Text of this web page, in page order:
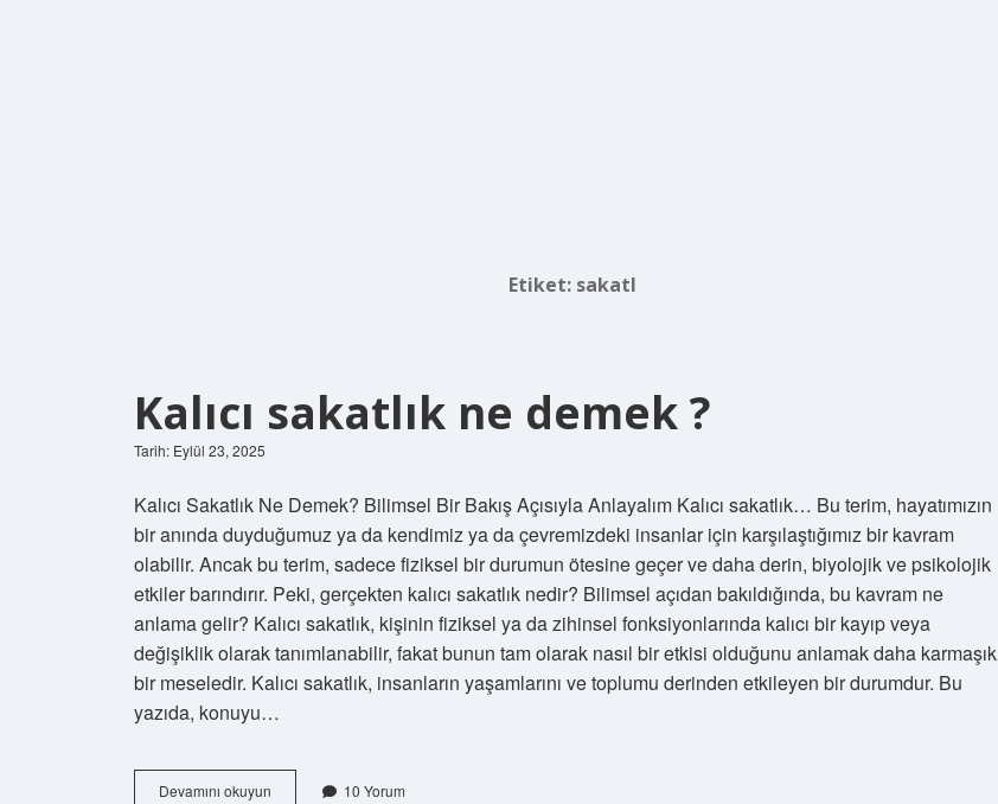
Etiket: sakatl
Kalıcı sakatlık ne demek ?
Tarih: Eylül 23, 2025
Kalıcı Sakatlık Ne Demek? Bilimsel Bir Bakış Açısıyla Anlayalım Kalıcı sakatlık… Bu terim, hayatımızın
bir anında duyduğumuz ya da kendimiz ya da çevremizdeki insanlar için karşılaştığımız bir kavram
olabilir. Ancak bu terim, sadece fiziksel bir durumun ötesine geçer ve daha derin, biyolojik ve psikolojik
etkiler barındırır. Peki, gerçekten kalıcı sakatlık nedir? Bilimsel açıdan bakıldığında, bu kavram ne
anlama gelir? Kalıcı sakatlık, kişinin fiziksel ya da zihinsel fonksiyonlarında kalıcı bir kayıp veya
değişiklik olarak tanımlanabilir, fakat bunun tam olarak nasıl bir etkisi olduğunu anlamak daha karmaşık
bir meseledir. Kalıcı sakatlık, insanların yaşamlarını ve toplumu derinden etkileyen bir durumdur. Bu
yazıda, konuyu…
Devamını okuyun 10 Yorum